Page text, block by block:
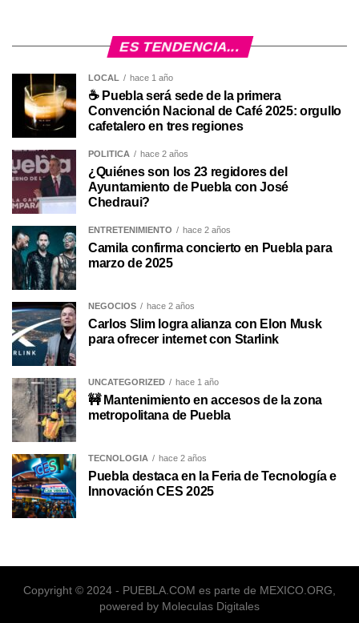
ES TENDENCIA...
LOCAL hace 1 año
☕ Puebla será sede de la primera
Convención Nacional de Café 2025: orgullo
cafetalero en tres regiones
POLÍTICA hace 2 años
¿Quiénes son los 23 regidores del
Ayuntamiento de Puebla con José
Chedraui?
ENTRETENIMIENTO hace 2 años
Camila confirma concierto en Puebla para
marzo de 2025
NEGOCIOS hace 2 años
Carlos Slim logra alianza con Elon Musk
para ofrecer internet con Starlink
UNCATEGORIZED hace 1 año
🚧 Mantenimiento en accesos de la zona
metropolitana de Puebla
TECNOLOGÍA hace 2 años
Puebla destaca en la Feria de Tecnología e
Innovación CES 2025
Copyright © 2024 - PUEBLA.COM es parte de MEXICO.ORG,
powered by Moleculas Digitales